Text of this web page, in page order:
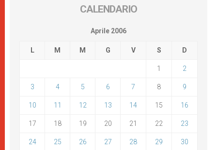
CALENDARIO
Aprile 2006
L M M G V S D
1 2
3 4 5 6 7 8 9
10 11 12 13 14 15 16
17 18 19 20 21 22 23
24 25 26 27 28 29 30